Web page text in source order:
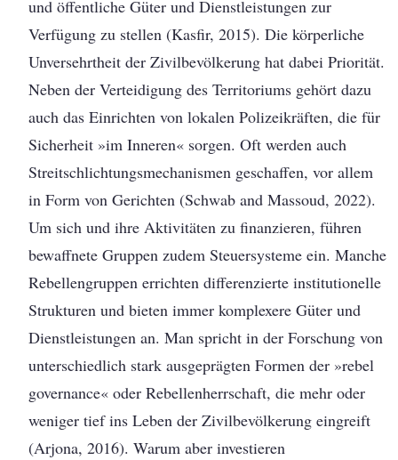
und öffentliche Güter und Dienstleistungen zur
Verfügung zu stellen (Kasfir, 2015). Die körperliche
Unversehrtheit der Zivilbevölkerung hat dabei Priorität.
Neben der Verteidigung des Territoriums gehört dazu
auch das Einrichten von lokalen Polizeikräften, die für
Sicherheit »im Inneren« sorgen. Oft werden auch
Streitschlichtungsmechanismen geschaffen, vor allem
in Form von Gerichten (Schwab and Massoud, 2022).
Um sich und ihre Aktivitäten zu finanzieren, führen
bewaffnete Gruppen zudem Steuersysteme ein. Manche
Rebellengruppen errichten differenzierte institutionelle
Strukturen und bieten immer komplexere Güter und
Dienstleistungen an. Man spricht in der Forschung von
unterschiedlich stark ausgeprägten Formen der »rebel
governance« oder Rebellenherrschaft, die mehr oder
weniger tief ins Leben der Zivilbevölkerung eingreift
(Arjona, 2016). Warum aber investieren